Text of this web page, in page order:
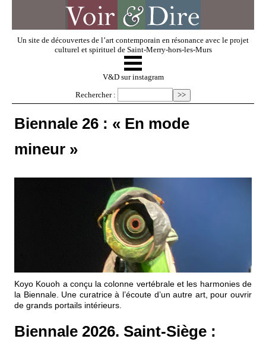
Un site de découvertes de l’art contemporain en résonance avec le projet
culturel et spirituel de Saint-Merry-hors-les-Murs
V & D
Regarder
Dossiers
Événements
☰
V&D sur instagram
Rechercher :
Biennale 26 : « En mode
mineur »
Koyo Kouoh a conçu la colonne vertébrale et les harmonies de
la Biennale. Une curatrice à l’écoute d’un autre art, pour ouvrir
de grands portails intérieurs.
Biennale 2026. Saint-Siège :